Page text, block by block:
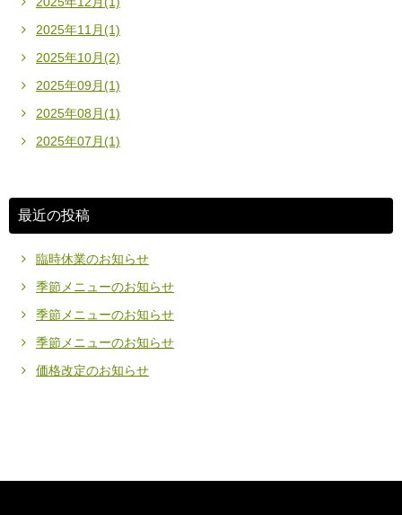
2025年11月(1)
2025年10月(2)
2025年09月(1)
2025年08月(1)
2025年07月(1)
最近の投稿
臨時休業のお知らせ
季節メニューのお知らせ
季節メニューのお知らせ
季節メニューのお知らせ
価格改定のお知らせ